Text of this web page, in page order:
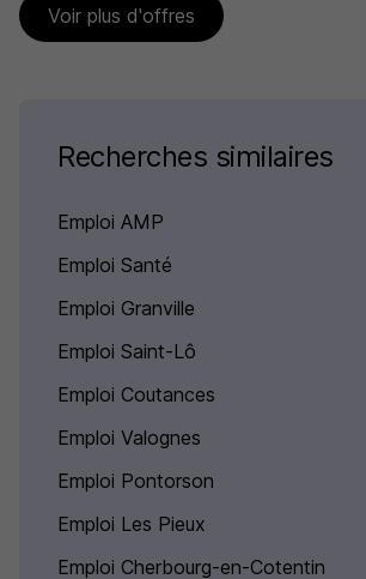
Voir plus d'offres
Recherches similaires
Emploi AMP
Emploi Santé
Emploi Granville
Emploi Saint-Lô
Emploi Coutances
Emploi Valognes
Emploi Pontorson
Emploi Les Pieux
Emploi Cherbourg-en-Cotentin